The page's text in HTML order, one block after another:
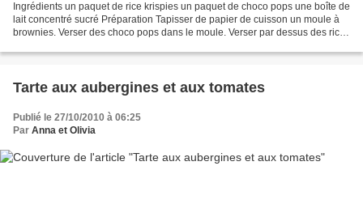
Ingrédients un paquet de rice krispies un paquet de choco pops une boîte de
lait concentré sucré Préparation Tapisser de papier de cuisson un moule à
brownies. Verser des choco pops dans le moule. Verser par dessus des rice
Tarte aux aubergines et aux tomates
Publié le 27/10/2010 à 06:25
Par Anna et Olivia